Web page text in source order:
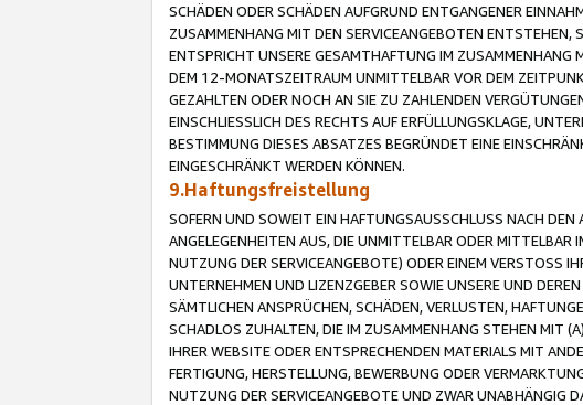
SCHÄDEN ODER SCHÄDEN AUFGRUND ENTGANGENER
ZUSAMMENHANG MIT DEN SERVICEANGEBOTEN ENTSTEHEN,
ENTSPRICHT UNSERE GESAMTHAFTUNG IM ZUSAMMENHANG
DEM 12-MONATSZEITRAUM UNMITTELBAR VOR DEM
GEZAHLTEN ODER NOCH AN SIE ZU ZAHLENDEN
EINSCHLIESSLICH DES RECHTS AUF ERFÜLLUNGSKLAGE,
BESTIMMUNG DIESES ABSATZES BEGRÜNDET EINE
EINGESCHRÄNKT WERDEN KÖNNEN.
9.Haftungsfreistellung
SOFERN UND SOWEIT EIN HAFTUNGSAUSSCHLUSS NACH DEN
ANGELEGENHEITEN AUS, DIE UNMITTELBAR ODER MITTELBAR
NUTZUNG DER SERVICEANGEBOTE) ODER EINEM VERSTOSS
UNTERNEHMEN UND LIZENZGEBER SOWIE UNSERE UND
SÄMTLICHEN ANSPRÜCHEN, SCHÄDEN, VERLUSTEN,
SCHADLOS ZUHALTEN, DIE IM ZUSAMMENHANG STEHEN MIT
IHRER WEBSITE ODER ENTSPRECHENDEN MATERIALS MIT
FERTIGUNG, HERSTELLUNG, BEWERBUNG ODER
NUTZUNG DER SERVICEANGEBOTE UND ZWAR UNABHÄNGIG